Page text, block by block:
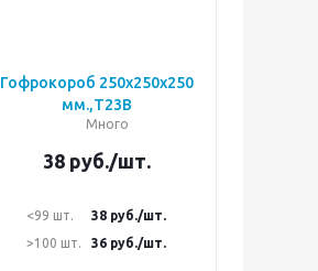
Гофрокороб 250х250х250
мм.,Т23В
Много
38руб./шт.
<99 шт. 38 руб./шт.
>100 шт.
36 руб./шт.